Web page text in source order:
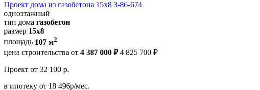
Проект дома из газобетона 15х8 З-86-674
одноэтажный
тип дома газобетон
размер 15x8
площадь 107 м2
цена строительства от 4 387 000 ₽ 4 825 700 ₽
Проект от 32 100 р.
в ипотеку от 18 496р/мес.